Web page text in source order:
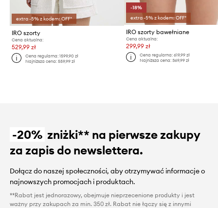
extra -5% z kodem: OFF*
IRO szorty
Cena aktualna:
529,99 zł
Cena regularna:1599,90 zł
Najniższa cena:559,99 zł
-18%
extra -5% z kodem: OFF*
IRO szorty bawełniane
Cena aktualna:
299,99 zł
Cena regularna: 619,99 zł
Najniższa cena: 369,99 zł
-20% zniżki** na pierwsze zakupy
za zapis do newslettera.
Dołącz do naszej społeczności, aby otrzymywać informacje o
najnowszych promocjach i produktach.
**Rabat jest jednorazowy, obejmuje nieprzecenione produkty i jest
ważny przy zakupach za min. 350 zł. Rabat nie łączy się z innymi